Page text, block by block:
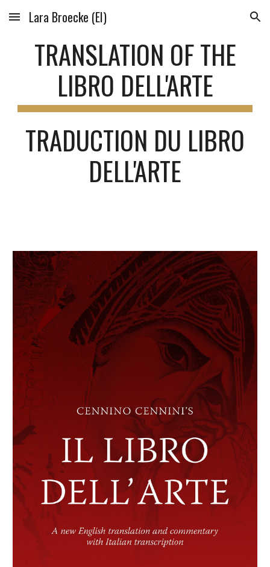
Skip to main content Skip to navigation
Lara Broecke (EI)
TRANSLATION OF THE
LIBRO DELL'ARTE
TRADUCTION DU LIBRO
DELL'ARTE